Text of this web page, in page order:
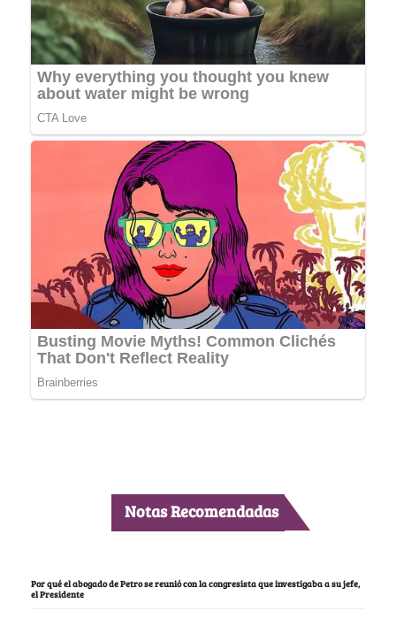
Notas Recomendadas
Por qué el abogado de Petro se reunió con la congresista que investigaba a su jefe,
el Presidente